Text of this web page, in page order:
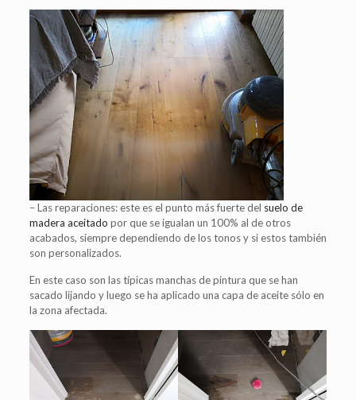
– Las reparaciones: este es el punto más fuerte del suelo de
madera aceitado por que se igualan un 100% al de otros
acabados, siempre dependiendo de los tonos y si estos también
son personalizados.
En este caso son las típicas manchas de pintura que se han
sacado lijando y luego se ha aplicado una capa de aceite sólo en
la zona afectada.